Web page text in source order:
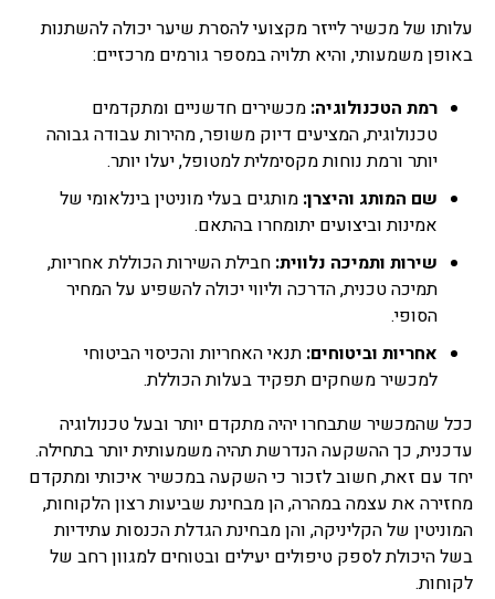
עלותו של מכשיר לייזר מקצועי להסרת שיער יכולה להשתנות
באופן משמעותי, והיא תלויה במספר גורמים מרכזיים:
רמת הטכנולוגיה: מכשירים חדשניים ומתקדמים
טכנולוגית, המציעים דיוק משופר, מהירות עבודה גבוהה
יותר ורמת נוחות מקסימלית למטופל, יעלו יותר.
שם המותג והיצרן: מותגים בעלי מוניטין בינלאומי של
אמינות וביצועים יתומחרו בהתאם.
שירות ותמיכה נלווית: חבילת השירות הכוללת אחריות,
תמיכה טכנית, הדרכה וליווי יכולה להשפיע על המחיר
הסופי.
אחריות וביטוחים: תנאי האחריות והכיסוי הביטוחי
למכשיר משחקים תפקיד בעלות הכוללת.
ככל שהמכשיר שתבחרו יהיה מתקדם יותר ובעל טכנולוגיה
עדכנית, כך ההשקעה הנדרשת תהיה משמעותית יותר בתחילה.
יחד עם זאת, חשוב לזכור כי השקעה במכשיר איכותי ומתקדם
מחזירה את עצמה במהרה, הן מבחינת שביעות רצון הלקוחות,
המוניטין של הקליניקה, והן מבחינת הגדלת הכנסות עתידיות
בשל היכולת לספק טיפולים יעילים ובטוחים למגוון רחב של
לקוחות.